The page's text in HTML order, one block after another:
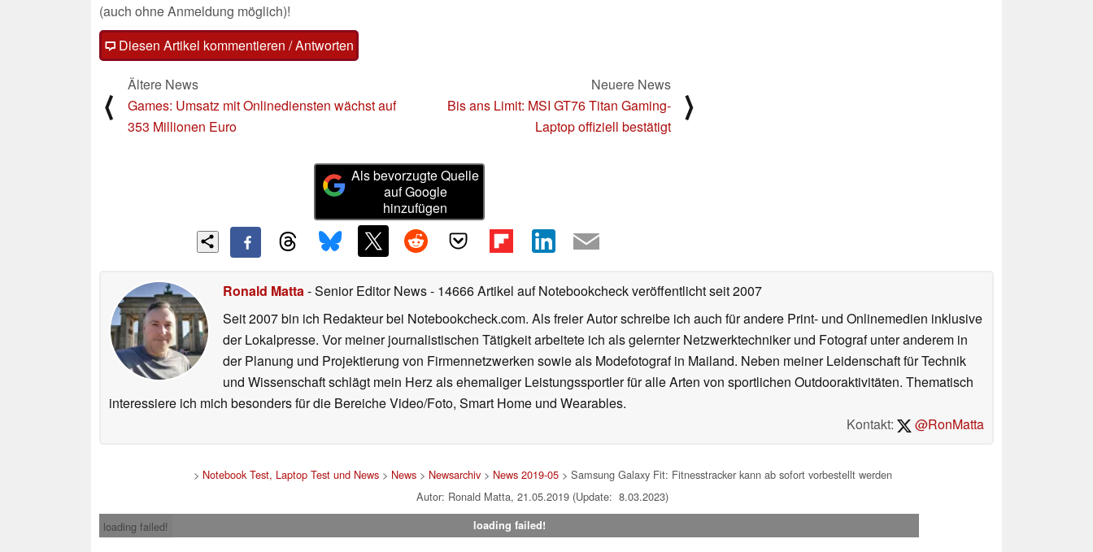
(auch ohne Anmeldung möglich)!
Diesen Artikel kommentieren / Antworten
⟨
Ältere News
Games: Umsatz mit Onlinediensten wächst auf
353 Millionen Euro
Neuere News
Bis ans Limit: MSI GT76 Titan Gaming-
Laptop offiziell bestätigt
⟩
Als bevorzugte Quelle
auf Google
hinzufügen
Ronald Matta- Senior Editor News- 14666 Artikel auf Notebookcheck veröffentlichtseit 2007
Seit 2007 bin ich Redakteur bei Notebookcheck.com. Als freier Autor schreibe ich auch für andere Print- und Onlinemedien inklusive
der Lokalpresse. Vor meiner journalistischen Tätigkeit arbeitete ich als gelernter Netzwerktechniker und Fotograf unter anderem in
der Planung und Projektierung von Firmennetzwerken sowie als Modefotograf in Mailand. Neben meiner Leidenschaft für Technik
und Wissenschaft schlägt mein Herz als ehemaliger Leistungssportler für alle Arten von sportlichen Outdooraktivitäten. Thematisch
interessiere ich mich besonders für die Bereiche Video/Foto, Smart Home und Wearables.
Kontakt:
@RonMatta
> Notebook Test, Laptop Test und News> News> Newsarchiv> News 2019-05> Samsung Galaxy Fit: Fitnesstracker kann ab sofort vorbestellt werden
Autor: Ronald Matta, 21.05.2019 (Update: 8.03.2023)
loading failed!
loading failed!